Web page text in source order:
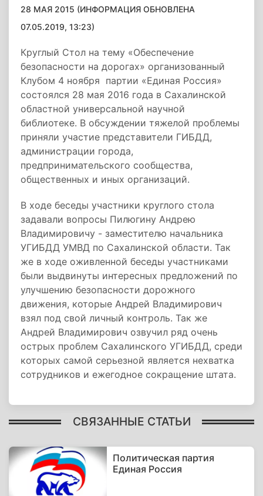
28 МАЯ 2015 (ИНФОРМАЦИЯ ОБНОВЛЕНА
07.05.2019, 13:23)
Круглый Стол на тему «Обеспечение
безопасности на дорогах» организованный
Клубом 4 ноября партии «Единая Россия»
состоялся 28 мая 2016 года в Сахалинской
областной универсальной научной
библиотеке. В обсуждении тяжелой проблемы
приняли участие представители ГИБДД,
администрации города,
предпринимательского сообщества,
общественных и иных организаций.
В ходе беседы участники круглого стола
задавали вопросы Пилюгину Андрею
Владимировичу - заместителю начальника
УГИБДД УМВД по Сахалинской области. Так
же в ходе оживленной беседы участниками
были выдвинуты интересных предложений по
улучшению безопасности дорожного
движения, которые Андрей Владимирович
взял под свой личный контроль. Так же
Андрей Владимирович озвучил ряд очень
острых проблем Сахалинского УГИБДД, среди
которых самой серьезной является нехватка
сотрудников и ежегодное сокращение штата.
СВЯЗАННЫЕ СТАТЬИ
Политическая партия
Единая Россия